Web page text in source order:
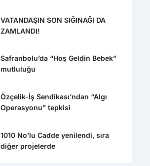
VATANDAŞIN SON SIĞINAĞI DA
ZAMLANDI!
Safranbolu’da “Hoş Geldin Bebek”
mutluluğu
Özçelik-İş Sendikası’ndan “Algı
Operasyonu” tepkisi
1010 No’lu Cadde yenilendi, sıra
diğer projelerde